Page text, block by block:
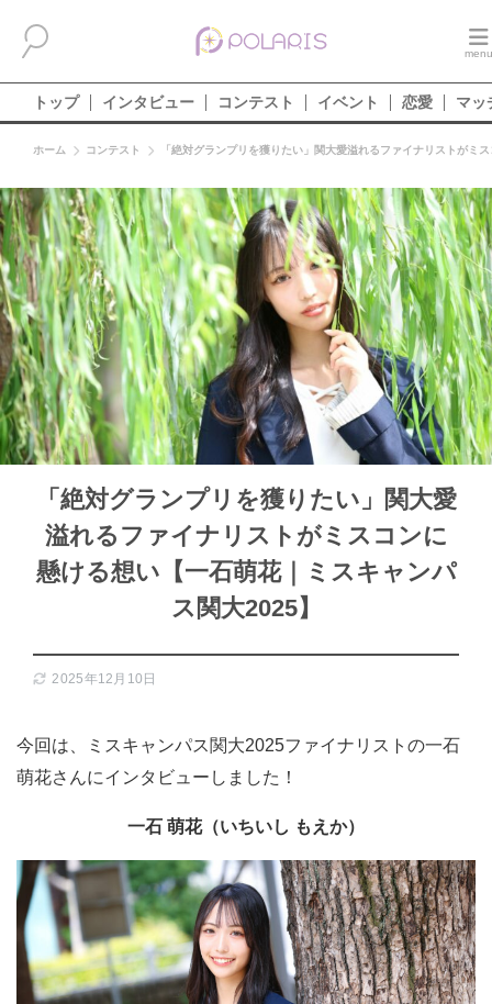
トップ インタビュー コンテスト イベント 恋愛 マッ
ホーム コンテスト 「絶対グランプリを獲りたい」関大愛溢れるファイナリストがミ
「絶対グランプリを獲りたい」関大愛
溢れるファイナリストがミスコンに
懸ける想い【一石萌花｜ミスキャンパ
ス関大2025】
2025年12月10日
今回は、ミスキャンパス関大2025ファイナリストの一石
萌花さんにインタビューしました！
一石 萌花（いちいし もえか）